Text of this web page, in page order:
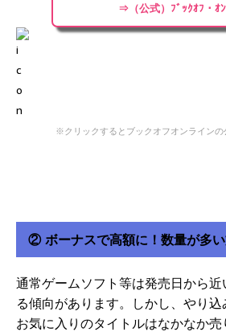
⇒（公式）ﾌﾞｯｸｵﾌ・ｵ
※クリックするとブックオフオンラインの
② ボーナスで高額に！数量が多
通常ゲームソフト等は発売日から
る傾向があります。しかし、やり込
お気に入りのタイトルはなかなか